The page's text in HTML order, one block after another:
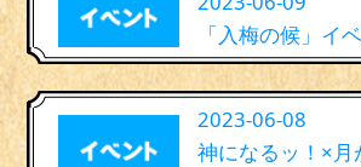
「入梅の候」イ
2023-06-08
神になるッ！×月